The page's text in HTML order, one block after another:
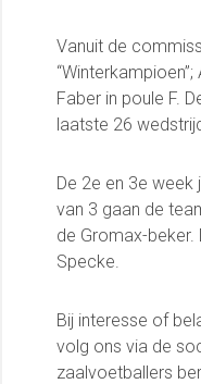
FC Lisse TV
Vanuit de
Faber in poule F.
laatste 26
De 2e en 3e
van 3 gaan de
de Gromax-beker.
Specke.
Bij interesse of
volg ons via de
zaalvoetballers